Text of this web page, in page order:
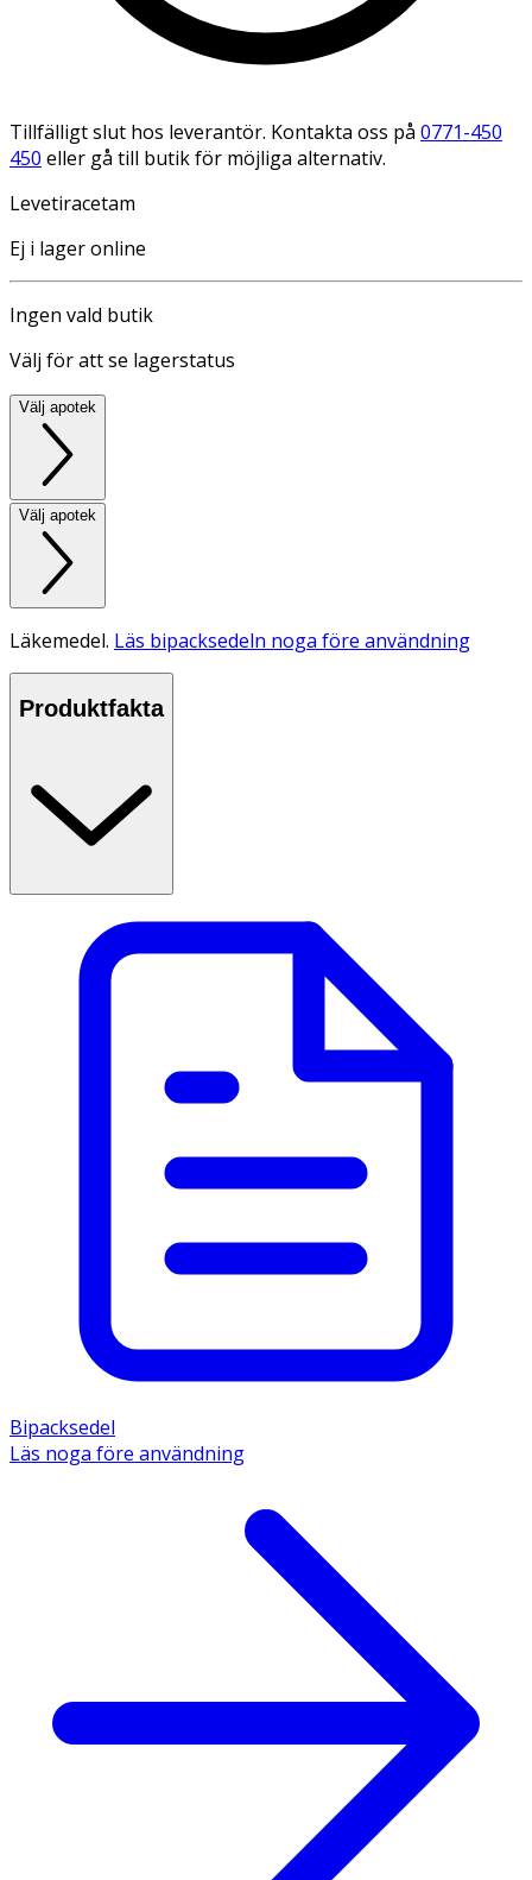
Tillfälligt slut hos leverantör. Kontakta oss på 0771-450
450 eller gå till butik för möjliga alternativ.
Levetiracetam
Ej i lager online
Ingen vald butik
Välj för att se lagerstatus
Välj apotek
Välj apotek
Läkemedel. Läs bipacksedeln noga före användning
Produktfakta
Bipacksedel
Läs noga före användning